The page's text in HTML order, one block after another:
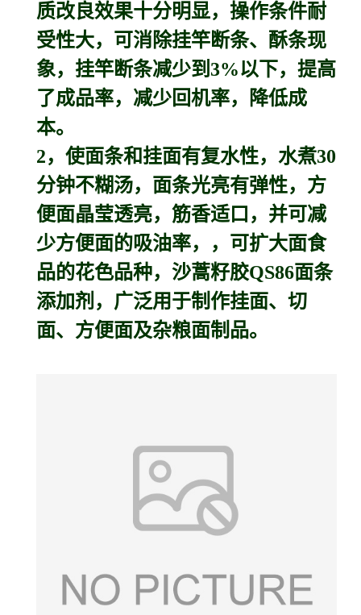
质改良效果十分明显，操作条件耐
受性大，可消除挂竿断条、酥条现
象，挂竿断条减少到3%以下，提高
了成品率，减少回机率，降低成
本。
2，使面条和挂面有复水性，水煮30
分钟不糊汤，面条光亮有弹性，方
便面晶莹透亮，筋香适口，并可减
少方便面的吸油率，，可扩大面食
品的花色品种，沙蒿籽胶QS86面条
添加剂，广泛用于制作挂面、切
面、方便面及杂粮面制品。